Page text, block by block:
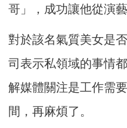
哥」，成功讓他從演
對於該名氣質美女是
司表示私領域的事情
解媒體關注是工作需
間，再麻煩了。